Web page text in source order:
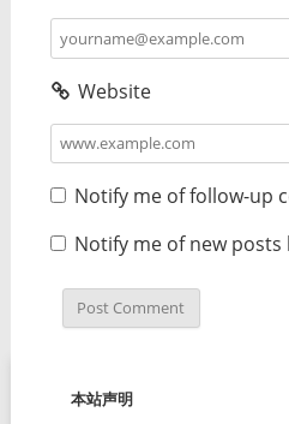
Website
Notify me of follow-up
Notify me of new posts
本站声明